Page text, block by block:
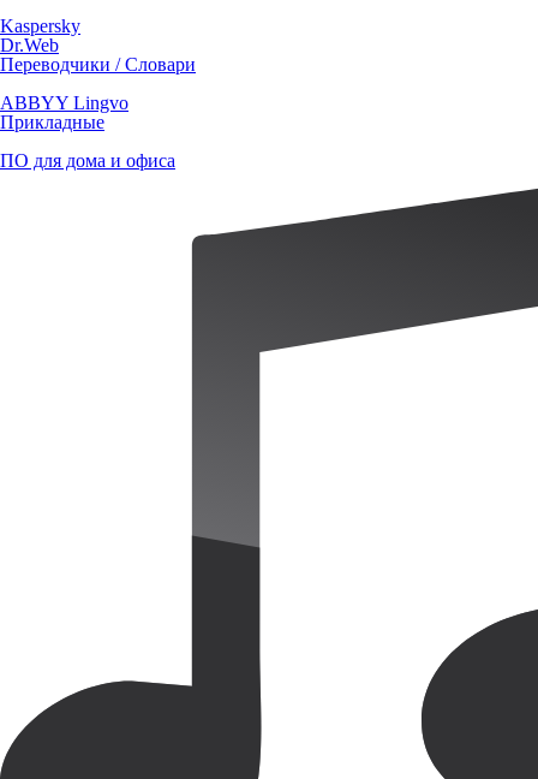
Kaspersky
Dr.Web
Переводчики / Словари
ABBYY Lingvo
Прикладные
ПО для дома и офиса